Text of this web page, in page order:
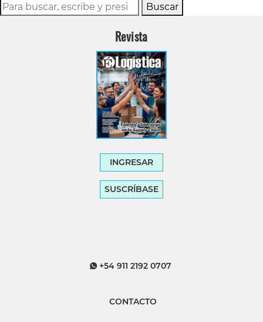
Buscar
Revista
INGRESAR
SUSCRÍBASE
+54 911 2192 0707
CONTACTO